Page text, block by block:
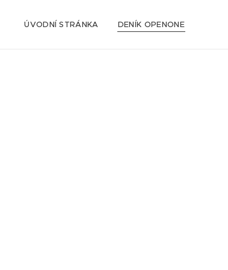
ÚVODNÍ STRÁNKA DENÍK OPENONE